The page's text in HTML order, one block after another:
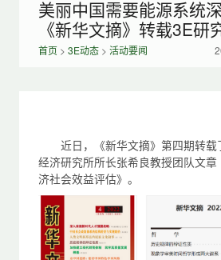
美丽中国需要能源系
《新华文摘》转载3E研
首页 > 3E动态 > 活动要闻
近日，《新华文摘》第四期转
经济研究所所长张希良教授团队文
济社会效益评估》。